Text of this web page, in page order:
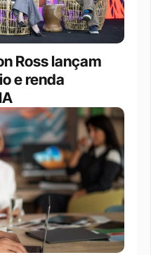
Ross lançam
e renda